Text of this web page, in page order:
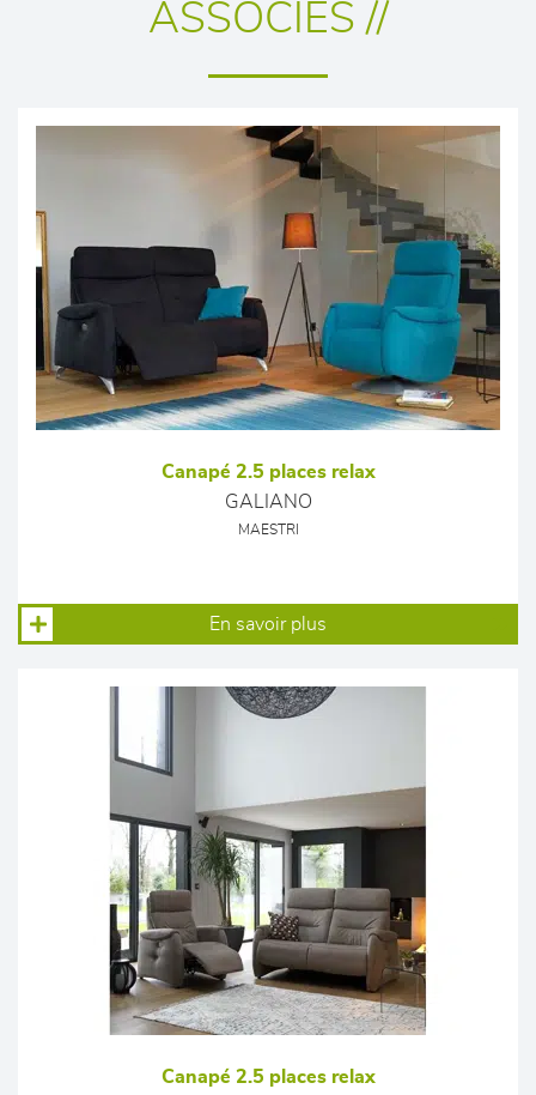
ASSOCIÉS //
Canapé 2.5 places relax
GALIANO
MAESTRI
En savoir plus
Canapé 2.5 places relax